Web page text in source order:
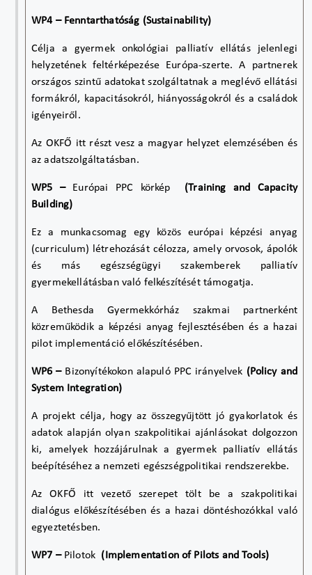
WP4 – Fenntarthatóság (Sustainability)
Célja a gyermek onkológiai palliatív ellátás jelenlegi
helyzetének feltérképezése Európa-szerte. A partnerek
országos szintű adatokat szolgáltatnak a meglévő ellátási
formákról, kapacitásokról, hiányosságokról és a családok
igényeiről.
Az OKFŐ itt részt vesz a magyar helyzet elemzésében és
az adatszolgáltatásban.
WP5 – Európai PPC körkép
(Training and Capacity
Building)
Ez a munkacsomag egy közös európai képzési anyag
(curriculum) létrehozását célozza, amely orvosok, ápolók
és más egészségügyi szakemberek palliatív
gyermekellátásban való felkészítését támogatja.
A Bethesda Gyermekkórház szakmai partnerként
közreműködik a képzési anyag fejlesztésében és a hazai
pilot implementáció előkészítésében.
WP6 – Bizonyítékokon alapuló PPC irányelvek (Policy and
System Integration)
A projekt célja, hogy az összegyűjtött jó gyakorlatok és
adatok alapján olyan szakpolitikai ajánlásokat dolgozzon
ki, amelyek hozzájárulnak a gyermek palliatív ellátás
beépítéséhez a nemzeti egészségpolitikai rendszerekbe.
Az OKFŐ itt vezető szerepet tölt be a szakpolitikai
dialógus előkészítésében és a hazai döntéshozókkal való
egyeztetésben.
WP7 – Pilotok (Implementation of Pilots and Tools)